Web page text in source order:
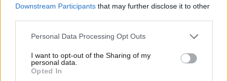
Downstream Participants that may further disclose it to other
Please note that this website/app uses one or more Google
not limited to your visit or usage behaviour. You may click to
grant or deny consent to Google and its third-party tags to
use your data for below specified purposes in below Google
Personal Data Processing Opt Outs
I want to opt-out of the Sharing of my
personal data.
Opted In
τους πελάτες, τη διασύνδεσή τους με τους
κατάλληλους χρηματοδότες, την προέλκυση και
διακράτηση ταλέντων στις εταιρείες. Αυτοί άλλωστε
μετά και την ένταξή του στοVenture Banking Unit
επιταχύνοντας τη μετεξέλιξή του σε